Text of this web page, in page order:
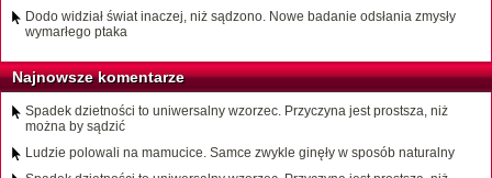
Dodo widział świat inaczej, niż sądzono. Nowe badanie odsłania zmysły
wymarłego ptaka
Najnowsze komentarze
Spadek dzietności to uniwersalny wzorzec. Przyczyna jest prostsza, niż
można by sądzić
Ludzie polowali na mamucice. Samce zwykle ginęły w sposób naturalny